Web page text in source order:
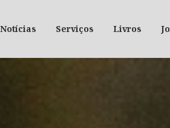
Notícias Serviços Livros